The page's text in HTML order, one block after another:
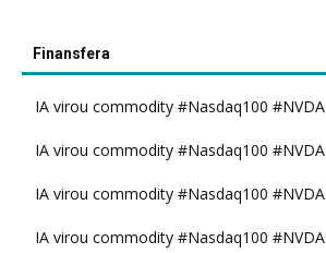
Finansfera
IA virou commodity #Nasdaq100 #NVDA
IA virou commodity #Nasdaq100 #NVDA
IA virou commodity #Nasdaq100 #NVDA
IA virou commodity #Nasdaq100 #NVDA